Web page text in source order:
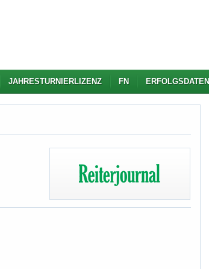
JAHRESTURNIERLIZENZ FN ERFOLGSDATEN